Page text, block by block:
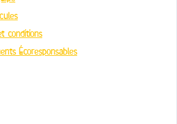
conditions
Écoresponsables